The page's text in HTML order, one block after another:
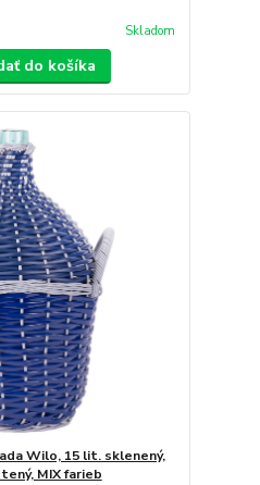
Skladom
do košíka
Wilo, 15 lit. sklenený,
MIX farieb